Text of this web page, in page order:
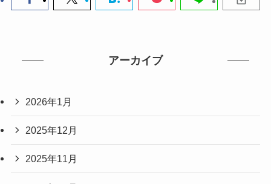
アーカイブ
2026年1月
2025年12月
2025年11月